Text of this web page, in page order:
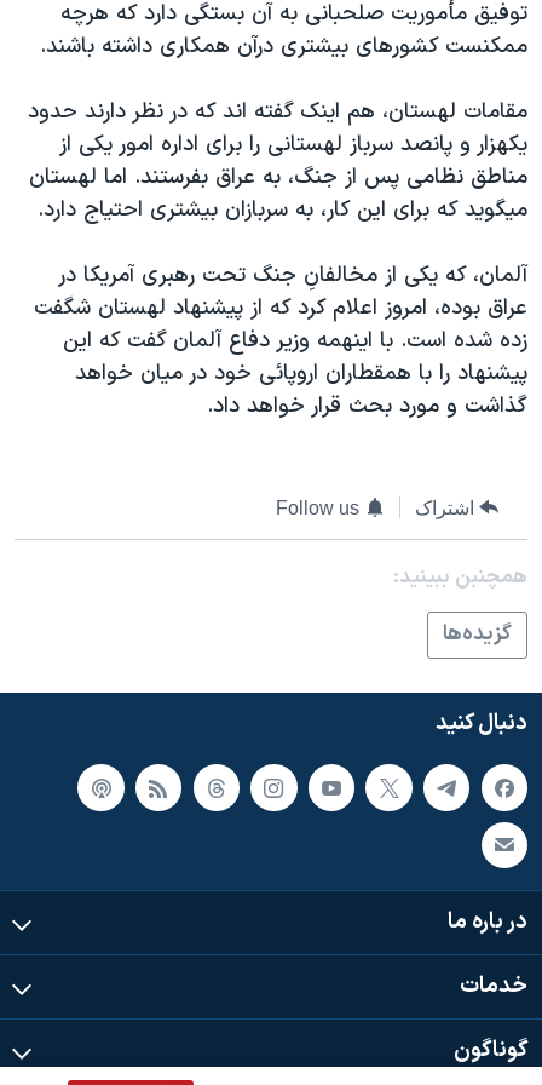
فرهنگ و زندگی
اقتصادی
علم و فناوری
اسرائیل در جنگ
آرشیو پخش زنده
مستندها
حمله جمهوری اسلامی به اسرائیل
رمز مهسا
ورزش زنان در ایران
مجموعه مستندهای دادخواهی
تریبونال مردمی آبان ۹۸
دادگاه حمید نوری
چهل سال گروگان‌گیری
اعتراضات مردمی آبان ۹۸
اسرائیل در جنگ
نرگس محمدی برنده جایزه نوبل صلح
همایش محافظه‌کاران آمریکا «سی‌پک»
سفر پرزیدنت ترامپ به چین
دنبال کنید
زبانهای مختلف
توفيق مأموريت صلحبانی به آن بستگی دارد که هرچه
ممکنست کشورهای بيشتری درآن همکاری داشته باشند.
مقامات لهستان، هم اينک گفته اند که در نظر دارند حدود
يکهزار و پانصد سرباز لهستانی را برای اداره امور يکی از
مناطق نظامی پس از جنگ، به عراق بفرستند. اما لهستان
ميگويد که برای اين کار، به سربازان بيشتری احتياج دارد.
آلمان، که يکی از مخالفانِ جنگ تحت رهبری آمريکا در
عراق بوده، امروز اعلام کرد که از پيشنهاد لهستان شگفت
زده شده است. با اينهمه وزير دفاع آلمان گفت که اين
پيشنهاد را با همقطاران اروپائی خود در ميان خواهد
گذاشت و مورد بحث قرار خواهد داد.
اشتراک Follow us
همچنبن ببینید:
گزيده‌ها
دنبال کنید
در باره ما
خدمات
گوناگون